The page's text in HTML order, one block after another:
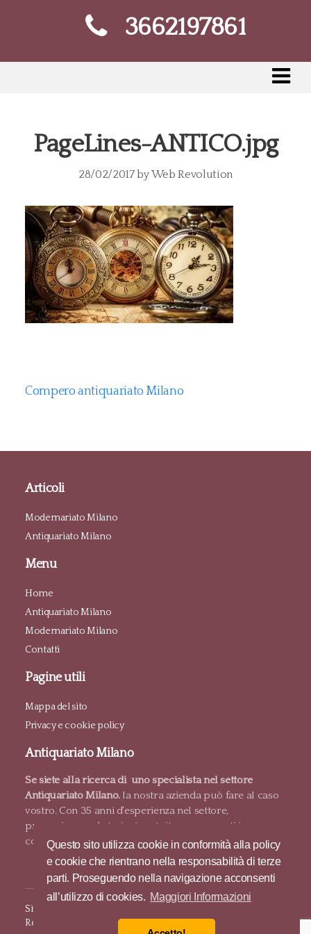
Questo sito utilizza cookie in conformità alla policy
e cookie che rientrano nella responsabilità di terze
parti. Proseguendo nella navigazione acconsenti
all’utilizzo di cookies. Maggiori Informazioni
3662197861
PageLines-ANTICO.jpg
28/02/2017byWeb Revolution
Compero antiquariato Milano
Articoli
Modernariato Milano
Antiquariato Milano
Menu
Home
Antiquariato Milano
Modernariato Milano
Contatti
Pagine utili
Mappa del sito
Privacy e cookie policy
Antiquariato Milano
Se siete alla ricerca di uno specialista nel settore
Antiquariato Milano.la nostra azienda può fare al caso
vostro. Con 35 anni d'esperienza nel settore,
proponiamo valutazioni gratuite e pagamenti in
contanti.
Sito e posizionamento realizzato dall'
Revolution.